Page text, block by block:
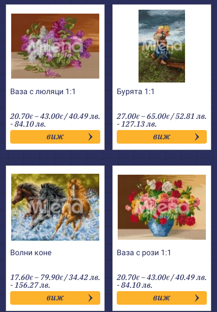
Ваза с люляци 1:1
20.70€ –43.00€Price
range:
20.70€
through
43.00€
/ 40.49 лв.
- 84.10 лв.
виж
Бурята 1:1
27.00€ –65.00€Price
range:
27.00€
through
65.00€
/ 52.81 лв.
- 127.13 лв.
виж
Волни коне
17.60€ – 79.90€Price
range:
17.60€
through
79.90€
/ 34.42 лв.
- 156.27 лв.
виж
Ваза с рози 1:1
20.70€ –43.00€Price
range:
20.70€
through
43.00€
/ 40.49 лв.
- 84.10 лв.
виж